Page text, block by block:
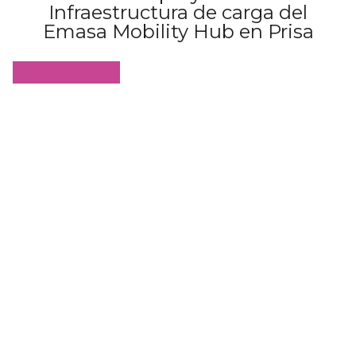
Infraestructura de carga del
Emasa Mobility Hub en Prisa